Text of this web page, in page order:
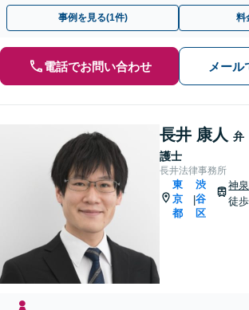
すでに揉めている方はどうぞご相談ください。
事例を見る(1件) 料
電話でお問い合わせ メール
長井 康人 弁
護士
長井法律事務所
東
京
都
|
渋
谷
区
神
徒